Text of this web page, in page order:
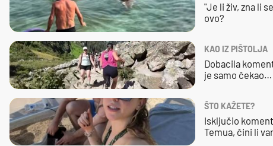
"Je li živ, zna li
ovo?
KAO IZ PIŠTOLJA
Dobacila
je samo čekao…
ŠTO KAŽETE?
Isključio
Temua, čini li